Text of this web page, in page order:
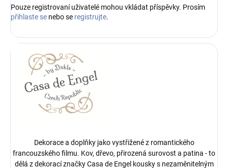
Pouze registrovaní uživatelé mohou vkládat příspěvky. Prosím
přihlaste se nebo se registrujte.
Dekorace a doplňky jako vystřižené z romantického
francouzského filmu. Kov, dřevo, přirozená surovost a patina - to
dělá z dekorací značky Casa de Engel kousky s nezaměnitelným